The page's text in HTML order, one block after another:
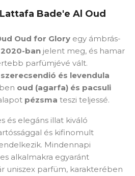
Bade'e Al Oud
Oud for Glory egy ámbrás-
2020-ban jelent meg, és hamar
parfümjévé vált.
és levendula
oud (agarfa) és pacsuli
pézsma teszi teljessé.
és elegáns illat kiváló
és kifinomult
Mindennapi
alkalmakra egyaránt
uniszex parfüm, karakterében